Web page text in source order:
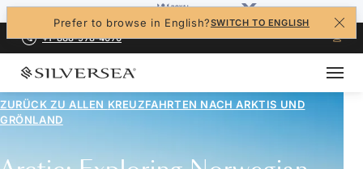
Prefer to browse in English?SWITCH TO ENGLISH
+1-888-978-4070
ZURÜCK ZU ALLEN KREUZFAHRTEN NACH ARKTIS UND
GRÖNLAND